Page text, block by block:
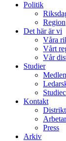
Politik
Region
Det här är vi
Våra
Vårt
Vår
Studier
Kontakt
Press
Arkiv